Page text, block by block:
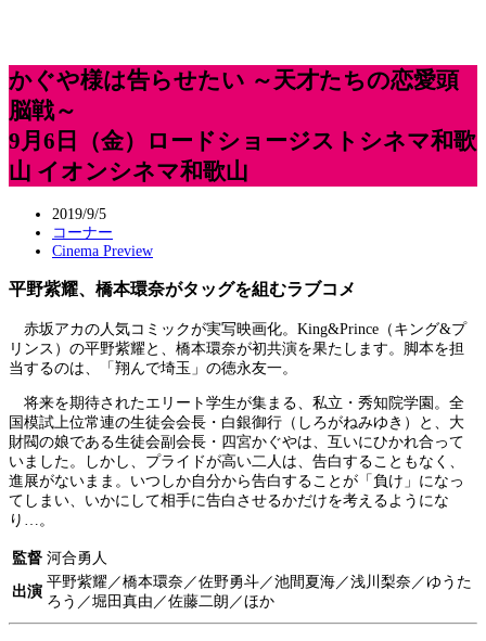
かぐや様は告らせたい ～天才たちの恋愛頭
脳戦～
9月6日（金）ロードショージストシネマ和歌
山 イオンシネマ和歌山
2019/9/5
コーナー
Cinema Preview
平野紫耀、橋本環奈がタッグを組むラブコメ
赤坂アカの人気コミックが実写映画化。King&Prince（キング&プ
リンス）の平野紫耀と、橋本環奈が初共演を果たします。脚本を担
当するのは、「翔んで埼玉」の徳永友一。
将来を期待されたエリート学生が集まる、私立・秀知院学園。全
国模試上位常連の生徒会会長・白銀御行（しろがねみゆき）と、大
財閥の娘である生徒会副会長・四宮かぐやは、互いにひかれ合って
いました。しかし、プライドが高い二人は、告白することもなく、
進展がないまま。いつしか自分から告白することが「負け」になっ
てしまい、いかにして相手に告白させるかだけを考えるようにな
り…。
監督 河合勇人
出演
平野紫耀／橋本環奈／佐野勇斗／池間夏海／浅川梨奈／ゆうた
ろう／堀田真由／佐藤二朗／ほか